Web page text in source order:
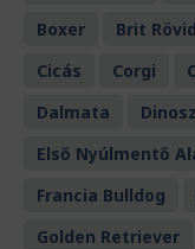
Boxer
Brit
Cicás
Corgi
Dalmata
Első Nyúlmentő
Francia Bulldog
Golden Retriever